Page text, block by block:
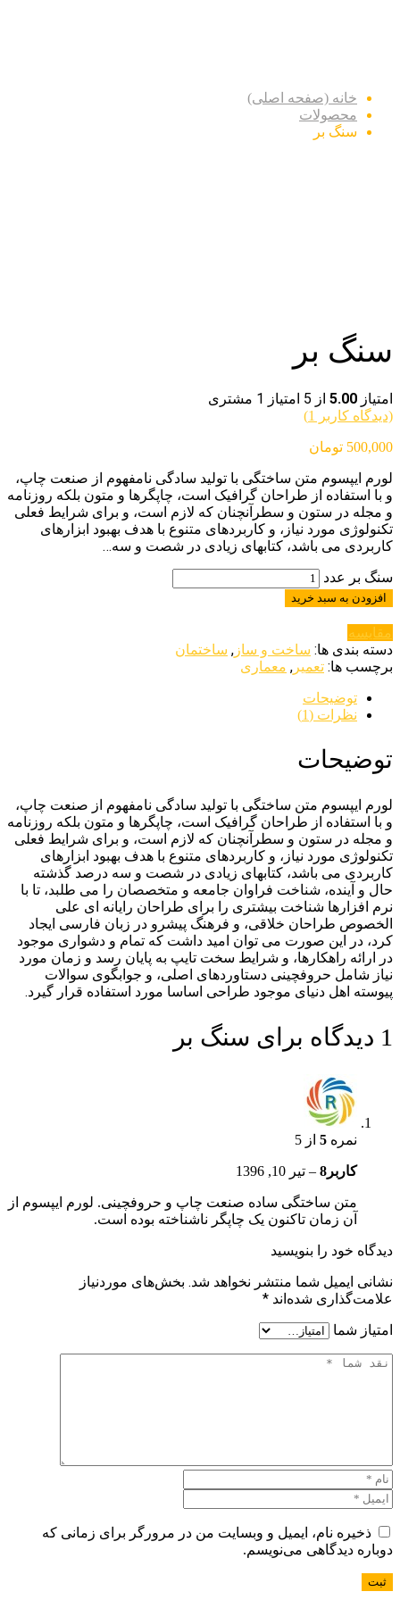
خانه (صفحه اصلی)
محصولات
سنگ بر
سنگ بر
امتیاز 5.00 از 5 امتیاز 1 مشتری
(دیدگاه کاربر 1
)
500,000 تومان
لورم ایپسوم متن ساختگی با تولید سادگی نامفهوم از صنعت چاپ،
و با استفاده از طراحان گرافیک است، چاپگرها و متون بلکه روزنامه
و مجله در ستون و سطرآنچنان که لازم است، و برای شرایط فعلی
تکنولوژی مورد نیاز، و کاربردهای متنوع با هدف بهبود ابزارهای
کاربردی می باشد، کتابهای زیادی در شصت و سه…
سنگ بر عدد
افزودن به سبد خرید
مقایسه
دسته بندی ها: ساخت و ساز , ساختمان
برچسب ها: تعمیر , معماری
توضیحات
نظرات (1)
توضیحات
لورم ایپسوم متن ساختگی با تولید سادگی نامفهوم از صنعت چاپ،
و با استفاده از طراحان گرافیک است، چاپگرها و متون بلکه روزنامه
و مجله در ستون و سطرآنچنان که لازم است، و برای شرایط فعلی
تکنولوژی مورد نیاز، و کاربردهای متنوع با هدف بهبود ابزارهای
کاربردی می باشد، کتابهای زیادی در شصت و سه درصد گذشته
حال و آینده، شناخت فراوان جامعه و متخصصان را می طلبد، تا با
نرم افزارها شناخت بیشتری را برای طراحان رایانه ای علی
الخصوص طراحان خلاقی، و فرهنگ پیشرو در زبان فارسی ایجاد
کرد، در این صورت می توان امید داشت که تمام و دشواری موجود
در ارائه راهکارها، و شرایط سخت تایپ به پایان رسد و زمان مورد
نیاز شامل حروفچینی دستاوردهای اصلی، و جوابگوی سوالات
پیوسته اهل دنیای موجود طراحی اساسا مورد استفاده قرار گیرد.
1 دیدگاه برای سنگ بر
نمره 5 از 5
کاربر8 – تیر 10, 1396
متن ساختگی ساده صنعت چاپ و حروفچینی. لورم ایپسوم از
آن زمان تاکنون یک چاپگر ناشناخته بوده است.
دیدگاه خود را بنویسید
نشانی ایمیل شما منتشر نخواهد شد. بخش‌های موردنیاز
علامت‌گذاری شده‌اند *
امتیاز شما
ذخیره نام، ایمیل و وبسایت من در مرورگر برای زمانی که
دوباره دیدگاهی می‌نویسم.